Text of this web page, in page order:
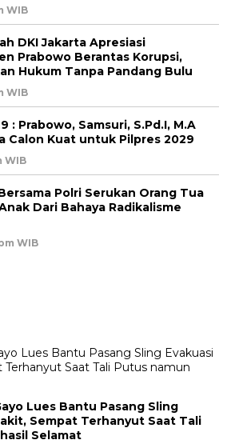
WIB
DKI Jakarta Apresiasi
Prabowo Berantas Korupsi,
Hukum Tanpa Pandang Bulu
WIB
: Prabowo, Samsuri, S.Pd.I, M.A
Calon Kuat untuk Pilpres 2029
WIB
Polri Serukan Orang Tua
Dari Bahaya Radikalisme
WIB
Lues Bantu Pasang Sling
Sempat Terhanyut Saat Tali
Selamat